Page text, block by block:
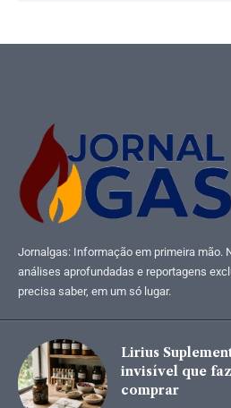
Jornalgas: Informação em primeira mão.
análises aprofundadas e reportagens
precisa saber, em um só lugar.
Lirius
invisível que
comprar